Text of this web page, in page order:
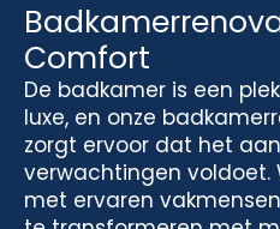
Comfort
De badkamer is een
luxe, en onze
zorgt ervoor dat het
verwachtingen voldoet.
met ervaren